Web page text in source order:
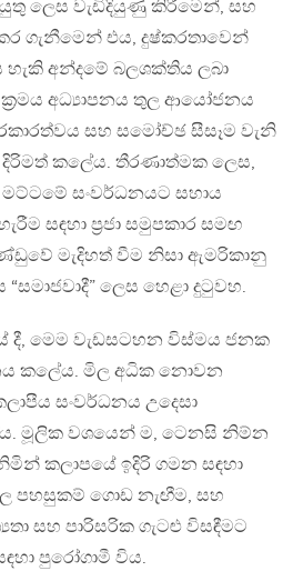
ලෙස වැඩිදියුණු කිරීමෙන්, සහ
ගැනීමෙන් එය, දුෂ්කරතාවෙන්
හැකි අන්දමේ බලශක්තිය ලබා
අධ්‍යාපනය තුල ආයෝජනය
සහ සමෝච්ඡ සීසෑම වැනි
දිරිමත් කලේය. තීරණාත්මක ලෙස,
සංවර්ධනයට සහාය
සඳහා ප්‍රජා සමුපකාර සමඟ
මැදිහත් වීම නිසා ඇමරිකානු
ලෙස හෙළා දුටුවහ.
දී, මෙම වැඩසටහන විස්මය ජනක
කලේය. මිල අධික නොවන
සංවර්ධනය උදෙසා
මූලික වශයෙන් ම, ටෙනසි නිම්න
කලාපයේ ඉදිරි ගමන සඳහා
පහසුකම් ගොඩ නැඟීම, සහ
සහ පාරිසරික ගැට‍ළු විසඳීමට
පුරෝගාමී විය.